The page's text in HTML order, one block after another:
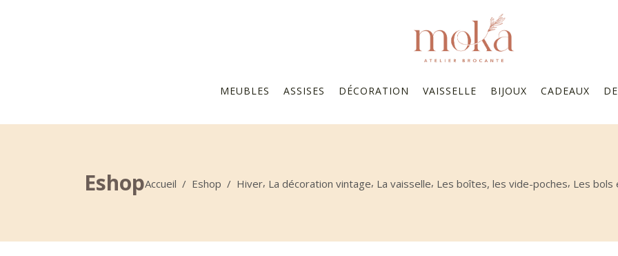
MEUBLES ASSISES DÉCORATION VAISSELLE BIJOUX CADEAUX
EshopAccueil / Eshop / Hiver, La décoration vintage, La vaisselle, Les boîtes, les vide-poches, Les bols